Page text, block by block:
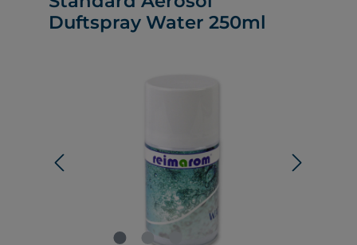
Duftspray Water 250ml